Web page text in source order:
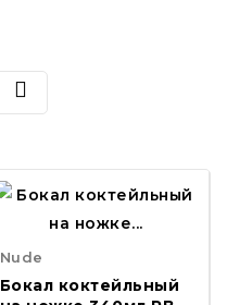

Nude
Бокал коктейльный